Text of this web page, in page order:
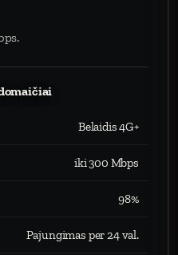
Belaidis 4G+
iki 300 Mbps
98%
Pajungimas per 24 val.